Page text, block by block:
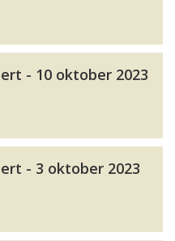
- 10 oktober 2023
- 3 oktober 2023